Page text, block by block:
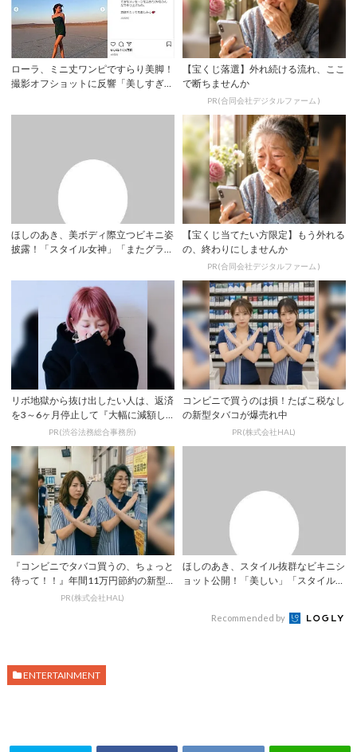
ローラ、ミニ丈ワンピですらり美脚！
撮影オフショットに反響「美しすぎ
【宝くじ落選】外れ続ける流れ、ここ
で断ちませんか
PR(合同会社デジタルファーム )
ほしのあき、美ボディ際立つビキニ姿
披露！「スタイル女神」「またグラビ
【宝くじ当てたい方限定】もう外れる
の、終わりにしませんか
PR(合同会社デジタルファーム )
リボ地獄から抜け出したい人は、返済
を3～6ヶ月停止して『大幅に減額し
てから返済す...PR(渋谷法務総合事務所)
コンビニで買うのは損！たばこ税なし
の新型タバコが爆売れ中
PR(株式会社HAL)
『コンビニでタバコ買うの、ちょっと
待って！！』年間11万円節約の新型
PR(株式会社HAL)
ほしのあき、スタイル抜群なビキニシ
ョット公開！「美しい」「スタイル良
Recommended by
ENTERTAINMENT